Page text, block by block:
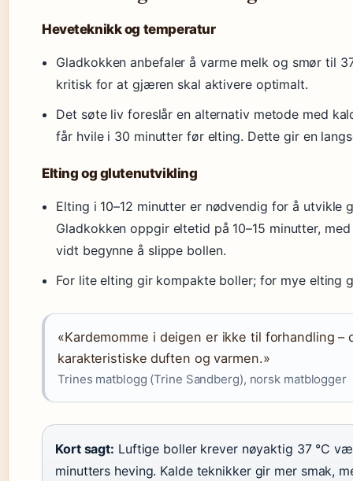
Heveteknikk og temperatur
Gladkokken anbefaler å varme melk og smør til
kritisk for at gjæren skal aktivere optimalt.
Det søte liv foreslår en alternativ metode med
får hvile i 30 minutter før elting. Dette gir en
Elting og glutenutvikling
Elting i 10–12 minutter er nødvendig for å utvikle
Gladkokken oppgir eltetid på 10–15 minutter,
vidt begynne å slippe bollen.
For lite elting gir kompakte boller; for mye elting
«Kardemomme i deigen er ikke til forhandling
karakteristiske duften og varmen.»
Trines matblogg (Trine Sandberg), norsk matblogger
Kort sagt: Luftige boller krever nøyaktig 37 °C
minutters heving. Kalde teknikker gir mer smak,